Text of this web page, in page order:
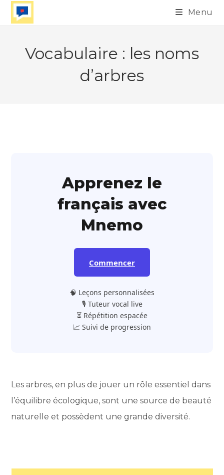
Skip
Menu
Vocabulaire : les noms
d’arbres
Apprenez le
français avec
Mnemo
Commencer
🧠 Leçons personnalisées
🎙️ Tuteur vocal live
⏳ Répétition espacée
📈 Suivi de progression
Les arbres, en plus de jouer un rôle essentiel dans
l’équilibre écologique, sont une source de beauté
naturelle et possèdent une grande diversité.